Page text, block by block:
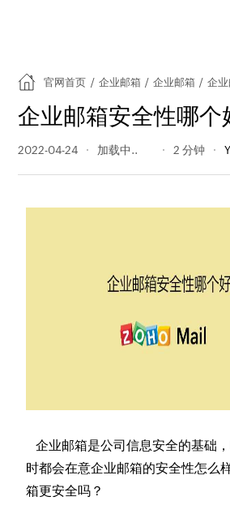
官网首页 / 企业邮箱 / 企业邮箱 / 企
企业邮箱安全性哪个
2022-04-24 364 阅读量 2 分钟
企业邮箱是公司信息安全的基础
时都会在意企业邮箱的安全性怎么
箱更安全吗？